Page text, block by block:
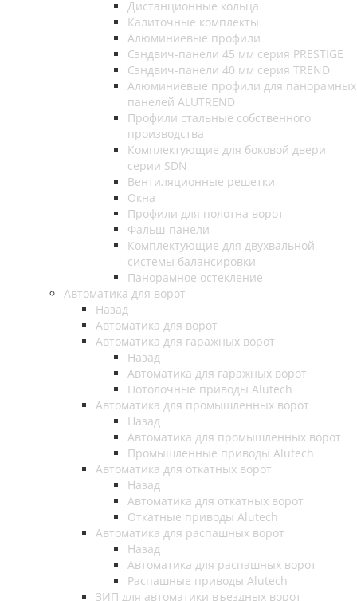
Дистанционные кольца
Калиточные комплекты
Алюминиевые профили
Сэндвич-панели 45 мм серия PRESTIGE
Сэндвич-панели 40 мм серия TREND
Алюминиевые профили для панорамных
панелей ALUTREND
Профили стальные собственного
производства
Комплектующие для боковой двери
серии SDN
Вентиляционные решетки
Окна
Профили для полотна ворот
Фальш-панели
Комплектующие для двухвальной
системы балансировки
Панорамное остекление
Автоматика для ворот
Назад
Автоматика для ворот
Автоматика для гаражных ворот
Назад
Автоматика для гаражных ворот
Потолочные приводы Alutech
Автоматика для промышленных ворот
Назад
Автоматика для промышленных ворот
Промышленные приводы Alutech
Автоматика для откатных ворот
Назад
Автоматика для откатных ворот
Откатные приводы Alutech
Автоматика для распашных ворот
Назад
Автоматика для распашных ворот
Распашные приводы Alutech
ЗИП для автоматики въездных ворот